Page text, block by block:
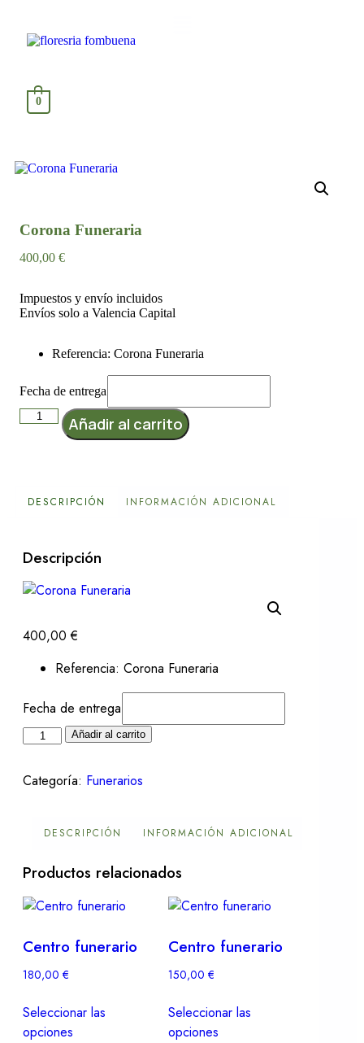
0
Corona Funeraria
400,00 €
Impuestos y envío incluidos
Envíos solo a Valencia Capital
Referencia: Corona Funeraria
Fecha de entrega
Añadir al carrito
DESCRIPCIÓN INFORMACIÓN ADICIONAL
Descripción
400,00€
Referencia: Corona Funeraria
Fecha de entrega
Añadir al carrito
Categoría: Funerarios
DESCRIPCIÓN INFORMACIÓN ADICIONAL
Productos relacionados
Centro funerario
180,00 €
Seleccionar las
opciones
Centro funerario
150,00 €
Seleccionar las
opciones